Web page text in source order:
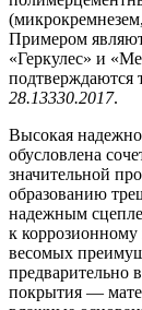
Примером
«Геркулес» и
подтверждаются
28.13330.2017.
Высокая
обусловлена
значительной
образованию
надежным
к
весомых
предварительно
покрытия —